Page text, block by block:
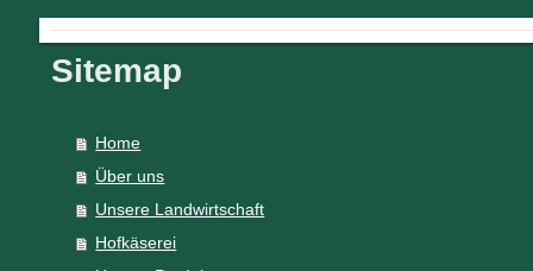
Sitemap
Home
Über uns
Unsere Landwirtschaft
Hofkäserei